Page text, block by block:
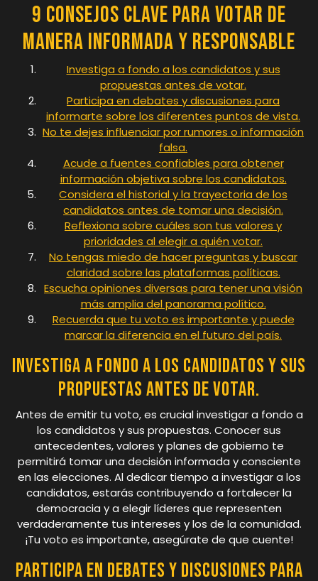
9 Consejos Clave para Votar de
Manera Informada y Responsable
Investiga a fondo a los candidatos y sus
propuestas antes de votar.
Participa en debates y discusiones para
informarte sobre los diferentes puntos de vista.
No te dejes influenciar por rumores o información
falsa.
Acude a fuentes confiables para obtener
información objetiva sobre los candidatos.
Considera el historial y la trayectoria de los
candidatos antes de tomar una decisión.
Reflexiona sobre cuáles son tus valores y
prioridades al elegir a quién votar.
No tengas miedo de hacer preguntas y buscar
claridad sobre las plataformas políticas.
Escucha opiniones diversas para tener una visión
más amplia del panorama político.
Recuerda que tu voto es importante y puede
marcar la diferencia en el futuro del país.
Investiga a fondo a los candidatos y sus
propuestas antes de votar.
Antes de emitir tu voto, es crucial investigar a fondo a
los candidatos y sus propuestas. Conocer sus
antecedentes, valores y planes de gobierno te
permitirá tomar una decisión informada y consciente
en las elecciones. Al dedicar tiempo a investigar a los
candidatos, estarás contribuyendo a fortalecer la
democracia y a elegir líderes que representen
verdaderamente tus intereses y los de la comunidad.
¡Tu voto es importante, asegúrate de que cuente!
Participa en debates y discusiones para